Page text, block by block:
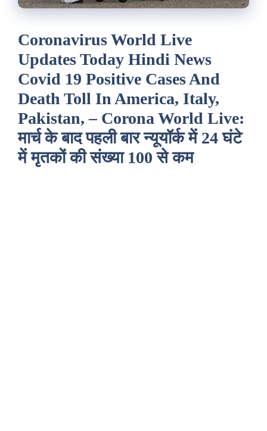
Coronavirus World Live
Updates Today Hindi News
Covid 19 Positive Cases And
Death Toll In America, Italy,
Pakistan, – Corona World Live:
मार्च के बाद पहली बार न्यूयॉर्क में 24 घंटे
में मृतकों की संख्या 100 से कम